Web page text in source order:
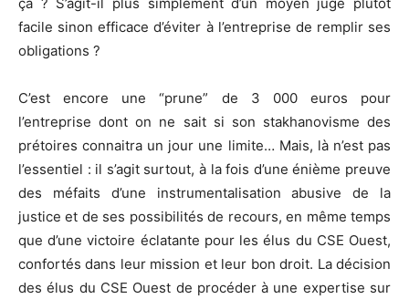
facile sinon efficace d’éviter à l’entreprise de remplir ses
obligations ?
C’est encore une “prune” de 3 000 euros pour
l’entreprise dont on ne sait si son stakhanovisme des
prétoires connaitra un jour une limite… Mais, là n’est pas
l’essentiel : il s’agit surtout, à la fois d’une énième preuve
des méfaits d’une instrumentalisation abusive de la
justice et de ses possibilités de recours, en même temps
que d’une victoire éclatante pour les élus du CSE Ouest,
confortés dans leur mission et leur bon droit. La décision
des élus du CSE Ouest de procéder à une expertise sur